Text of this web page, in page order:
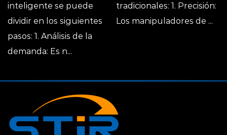
inteligente se puede
dividir en los siguientes
pasos: 1. Análisis de la
demanda: Es n...
tradicionales: 1. Precisión:
Los manipuladores de ...